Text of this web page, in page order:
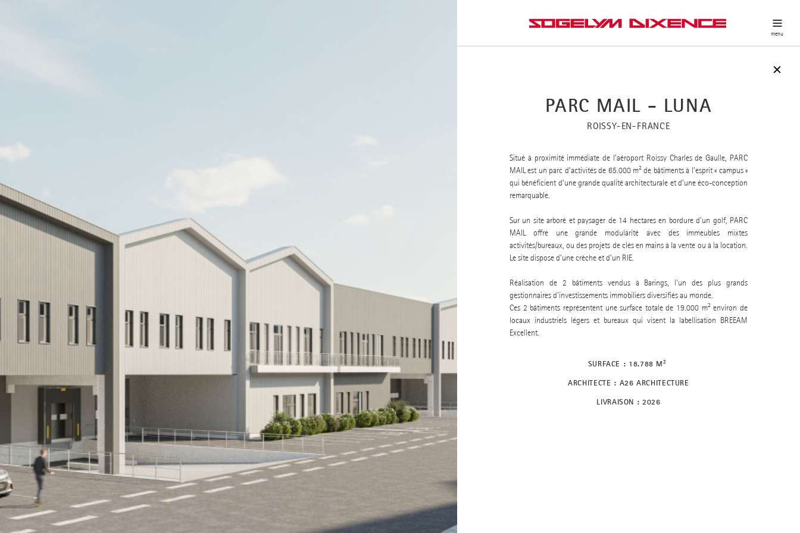
SURFACE : 18.788 M²
ARCHITECTE : A26 ARCHITECTURE
LIVRAISON : 2026
PARC MAIL - LUNA
ROISSY-EN-FRANCE
Situé à proximité immédiate de l’aéroport Roissy Charles de Gaulle, PARC
MAIL est un parc d’activités de 65.000 m² de bâtiments à l’esprit « campus »
qui bénéficient d’une grande qualité architecturale et d’une éco-conception
remarquable.
Sur un site arboré et paysager de 14 hectares en bordure d’un golf, PARC
MAIL offre une grande modularité avec des immeubles mixtes
activités/bureaux, ou des projets de clés en mains à la vente ou à la location.
Le site dispose d’une crèche et d’un RIE.
Réalisation de 2 bâtiments vendus à Barings, l'un des plus grands
gestionnaires d'investissements immobiliers diversifiés au monde.
Ces 2 bâtiments représentent une surface totale de 19.000 m² environ de
locaux industriels légers et bureaux qui visent la labellisation BREEAM
Excellent.
SURFACE : 18.788 M²
ARCHITECTE : A26 ARCHITECTURE
LIVRAISON : 2026